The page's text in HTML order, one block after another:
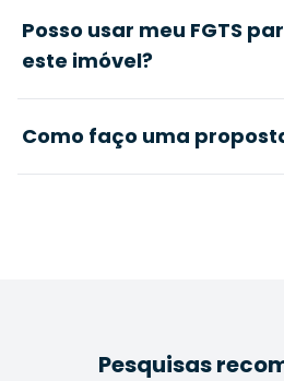
Posso usar meu FGTS
este imóvel?
Como faço uma
Pesquisas